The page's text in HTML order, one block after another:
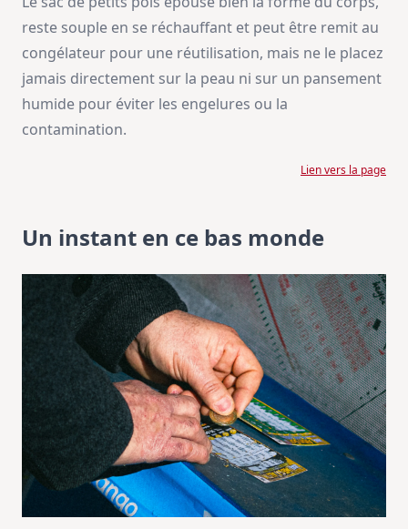
reste souple en se réchauffant et peut être remit au
congélateur pour une réutilisation, mais ne le placez
jamais directement sur la peau ni sur un pansement
humide pour éviter les engelures ou la
contamination.
Lien vers la page
Un instant en ce bas monde